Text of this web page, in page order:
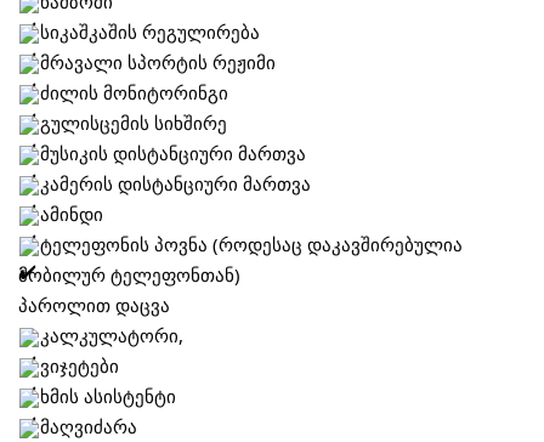
სიკაშკაშის რეგულირება
მრავალი სპორტის რეჟიმი
ძილის მონიტორინგი
გულისცემის სიხშირე
მუსიკის დისტანციური მართვა
კამერის დისტანციური მართვა
ამინდი
ტელეფონის პოვნა (როდესაც დაკავშირებულია
მობილურ ტელეფონთან)
პაროლით დაცვა
კალკულატორი,
ვიჯეტები
ხმის ასისტენტი
მაღვიძარა